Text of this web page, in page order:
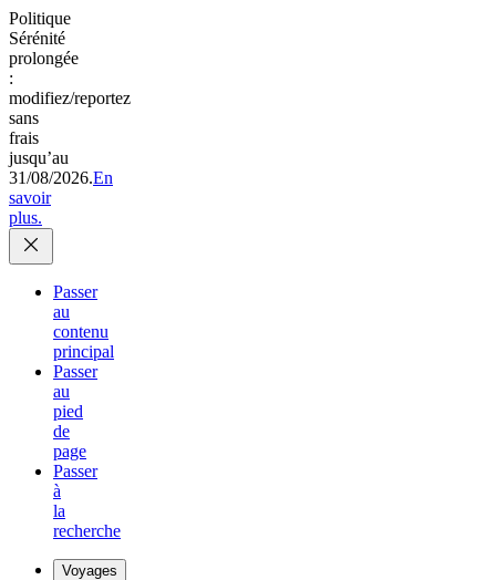
Politique
Sérénité
prolongée
:
modifiez/reportez
sans
frais
jusqu’au
31/08/2026.En
savoir
plus.
Passer
au
contenu
principal
Passer
au
pied
de
page
Passer
à
la
recherche
Voyages